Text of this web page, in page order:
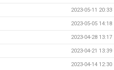
2023-05-11 20:33
2023-05-05 14:18
2023-04-28 13:17
2023-04-21 13:39
2023-04-14 12:30